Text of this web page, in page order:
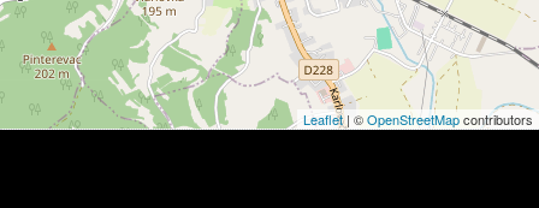
Leaflet| ©OpenStreetMapcontributors